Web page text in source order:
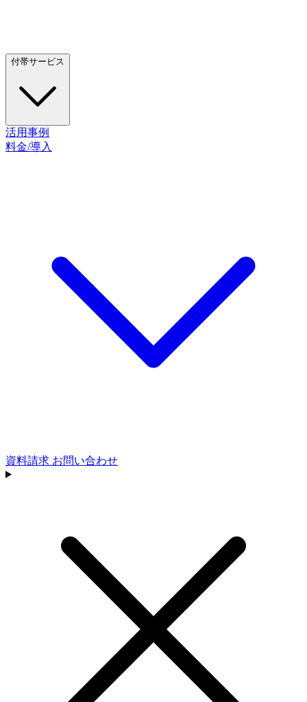
付帯サービス
活用事例
料金/導入
資料請求 お問い合わせ